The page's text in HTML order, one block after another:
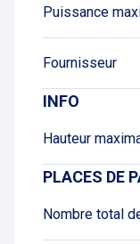
Puissance
Fournisseur
INFO
Hauteur
PLACES DE
Nombre total